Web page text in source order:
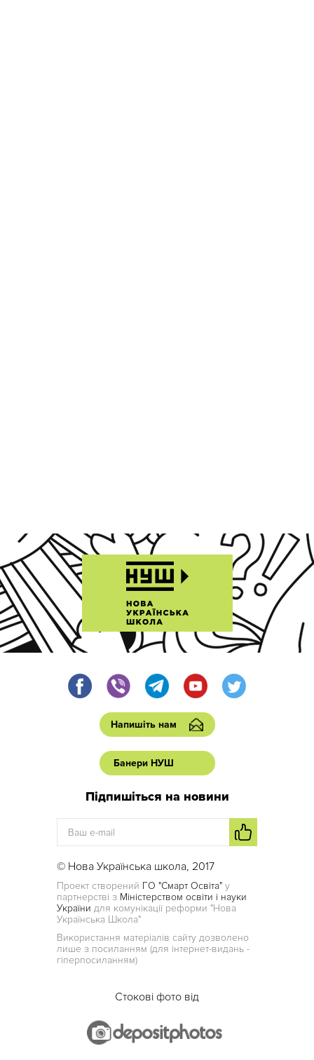
Напишіть нам
Банери НУШ
Підпишіться на новини
© Нова Українська школа, 2017
Проект створений ГО "Смарт Освіта" у
партнерстві з Міністерством освіти і науки
України для комунікації реформи "Нова
Українська Школа"
Використання матеріалів сайту дозволено
лише з посиланням (для інтернет-видань -
гіперпосиланням)
Стокові фото від